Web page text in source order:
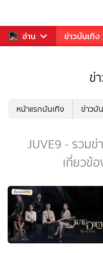
อ่าน
กีฬา ข่าว ข่าวบันเทิง
ข่
หน้าแรกบันเทิง ข่าวบั
JUVE9 - รวม
เกี่ยวข้